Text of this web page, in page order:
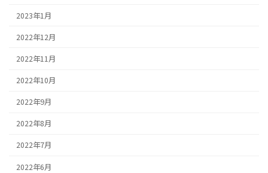
2023年1月
2022年12月
2022年11月
2022年10月
2022年9月
2022年8月
2022年7月
2022年6月